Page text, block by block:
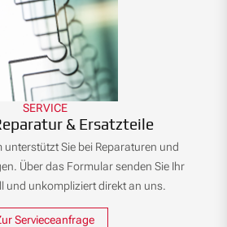
SERVICE
& Ersatzteile
unterstützt Sie bei Reparaturen und
Über das Formular senden Sie Ihr
und unkompliziert direkt an uns.
Servieceanfrage